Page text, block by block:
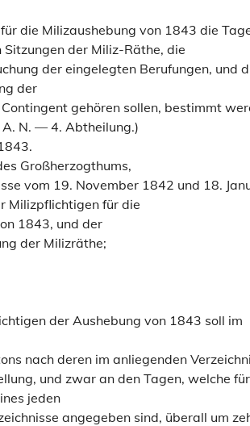
die Milizaushebung von 1843 die
der Miliz-Räthe, die
der eingelegten Berufungen, und
der
gehören sollen, bestimmt
N. — 4. Abtheilung.)
Großherzogthums,
vom 19. November 1842 und 18.
Milizpflichtigen für die
1843, und der
der Milizräthe;
der Aushebung von 1843 soll im
nach deren im anliegenden
und zwar an den Tagen, welche
jeden
angegeben sind, überall um